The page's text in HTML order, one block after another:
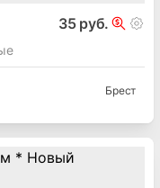
35 руб.
Брест